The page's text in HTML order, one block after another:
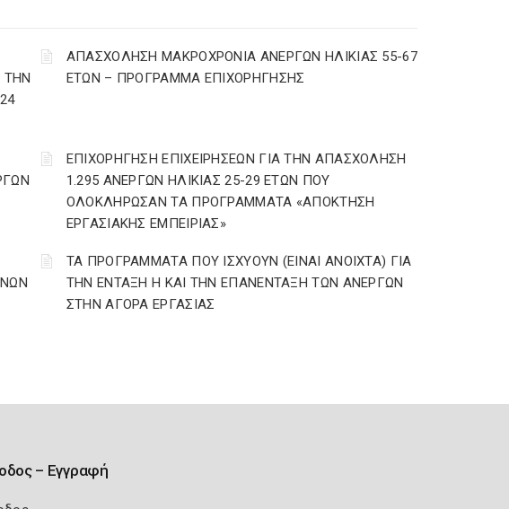
ΤΗΝ
ΑΠΑΣΧΟΛΗΣΗ ΜΑΚΡΟΧΡΟΝΙΑ ΑΝΕΡΓΩΝ ΗΛΙΚΙΑΣ 55-67
ΕΤΩΝ – ΠΡΟΓΡΑΜΜΑ ΕΠΙΧΟΡΗΓΗΣΗΣ
ΕΠΙΧΟΡΗΓΗΣΗ ΕΠΙΧΕΙΡΗΣΕΩΝ ΓΙΑ ΤΗΝ ΑΠΑΣΧΟΛΗΣΗ
1.295 ΑΝΕΡΓΩΝ ΗΛΙΚΙΑΣ 25-29 ΕΤΩΝ ΠΟΥ
ΟΛΟΚΛΗΡΩΣΑΝ ΤΑ ΠΡΟΓΡΑΜΜΑΤΑ «ΑΠΟΚΤΗΣΗ
ΕΡΓΑΣΙΑΚΗΣ ΕΜΠΕΙΡΙΑΣ»
ΤΑ ΠΡΟΓΡΑΜΜΑΤΑ ΠΟΥ ΙΣΧΥΟΥΝ (ΕΙΝΑΙ ΑΝΟΙΧΤΑ) ΓΙΑ
ΤΗΝ ΕΝΤΑΞΗ Η ΚΑΙ ΤΗΝ ΕΠΑΝΕΝΤΑΞΗ ΤΩΝ ΑΝΕΡΓΩΝ
ΣΤΗΝ ΑΓΟΡΑ ΕΡΓΑΣΙΑΣ
– Εγγραφή